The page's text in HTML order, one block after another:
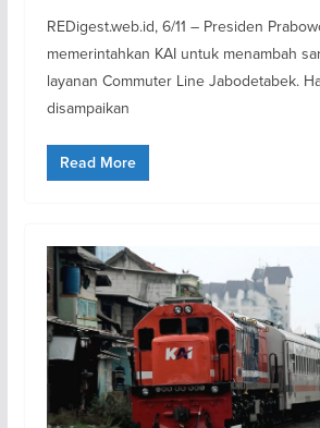
REDigest.web.id, 6/11 – Presiden
memerintahkan KAI untuk menambah
layanan Commuter Line Jabodetabek.
disampaikan
Read More